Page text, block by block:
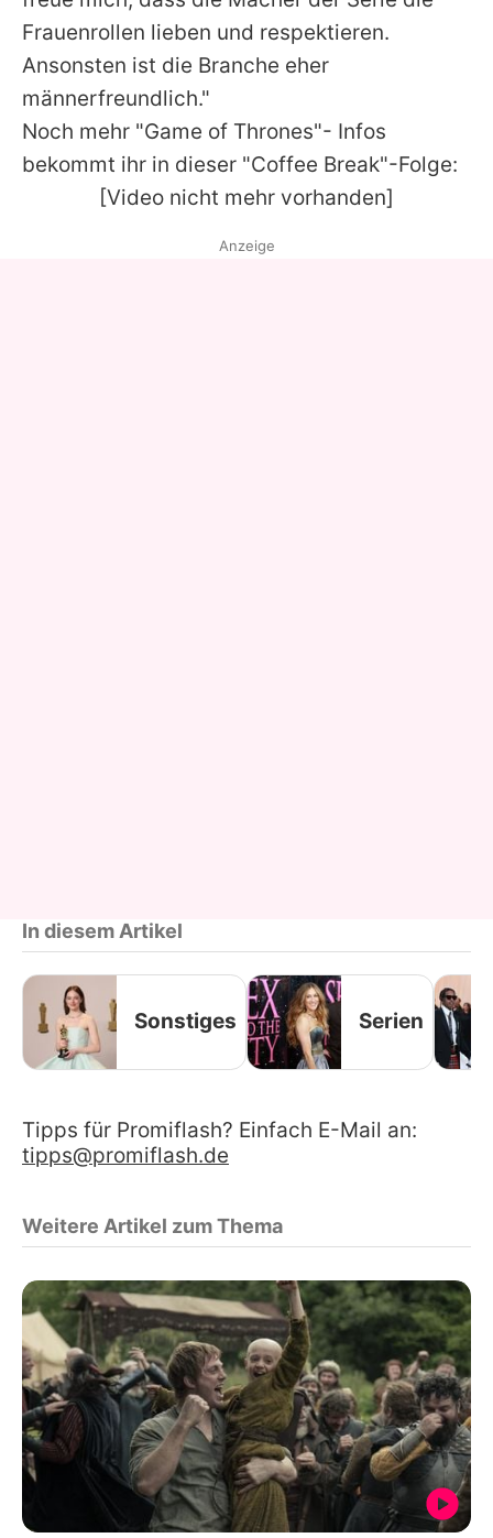
Frauenrollen lieben und respektieren.
Ansonsten ist die Branche eher
männerfreundlich."
Noch mehr "Game of Thrones"- Infos
bekommt ihr in dieser "Coffee Break"-Folge:
[Video nicht mehr vorhanden]
Anzeige
In diesem Artikel
Sonstiges Serien
Tipps für Promiflash? Einfach E-Mail an:
tipps@promiflash.de
Weitere Artikel zum Thema